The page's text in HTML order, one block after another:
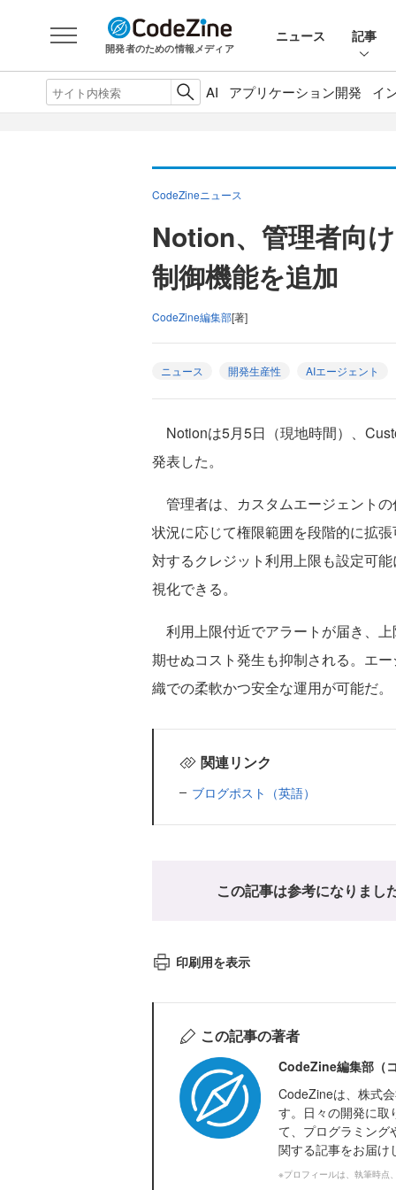
開発者のための情報メディア
ニュース 記事
AI アプリケーション開発 イ
CodeZineニュース
Notion、管理者向
制御機能を追加
CodeZine編集部[著]
ニュース 開発生産性 AIエージェント
Notionは5月5日（現地時間）、
発表した。
管理者は、カスタムエージェント
状況に応じて権限範囲を段階的に拡
対するクレジット利用上限も設定可
視化できる。
利用上限付近でアラートが届き、
期せぬコスト発生も抑制される。エ
織での柔軟かつ安全な運用が可能だ。
関連リンク
ブログポスト（英語）
この記事は参考になりまし
印刷用を表示
この記事の著者
CodeZine編集部（
CodeZineは、株式
す。日々の開発に取
て、プログラミング
関する記事をお届け
※プロフィールは、執筆時点